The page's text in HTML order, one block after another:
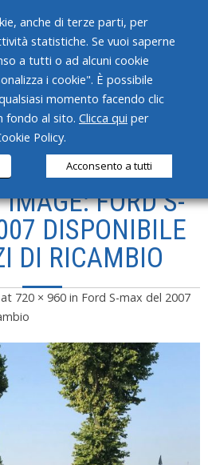
FORD S-
DISPONIBILE
DI RICAMBIO
at 720 × 960 in Ford S-max del 2007
anche di terze parti, per
statistiche. Se vuoi saperne
a tutti o ad alcuni cookie
i cookie". È possibile
momento facendo clic
fondo al sito. Clicca qui per
Policy.
Acconsento a tutti